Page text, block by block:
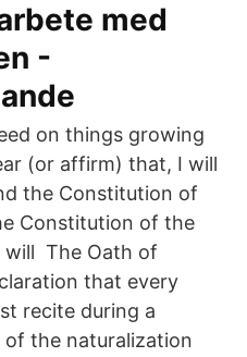
med
-
on things growing
(or affirm) that, I will
the Constitution of
Constitution of the
will The Oath of
that every
recite during a
the naturalization